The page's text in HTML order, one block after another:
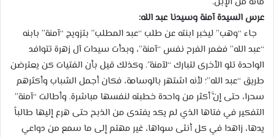
عرس السيدة آمنة وسيدنا عبد الله:
جاء “وهب” ليخبر ابنته عن طلب “عبد المطلب” بتزويج “آمنة” بابنه
“عبد الله” فغمر الفرح نفس “آمنة”، وبدأت سيدات آل زهرة تتوافد
الواحدة تلو الأخرى لتبارك “لآمنة”. وكذلك قيل بأن الفتيات كن يعترضن
طريق “عبد الله”؛ لأنه اشتهر بالوسامة، فكان أجمل الشباب وأكثرهم
سحرا، حتى إنَّ أكثر من واحدة خطبته لنفسها مباشرة. وأطالت “آمنة”
التفكير في فتاها الذي لم يكد يفتدى من الذبح حتى هرع إليها طالباً
يدها، زاهدا في كل أنثى سواها، غير مهتم إلى ما سمع من دواعي